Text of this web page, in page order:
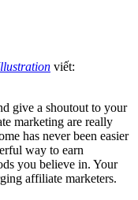
viết:
give a shoutout to your
marketing are really
has never been easier
way to earn
you believe in. Your
affiliate marketers.